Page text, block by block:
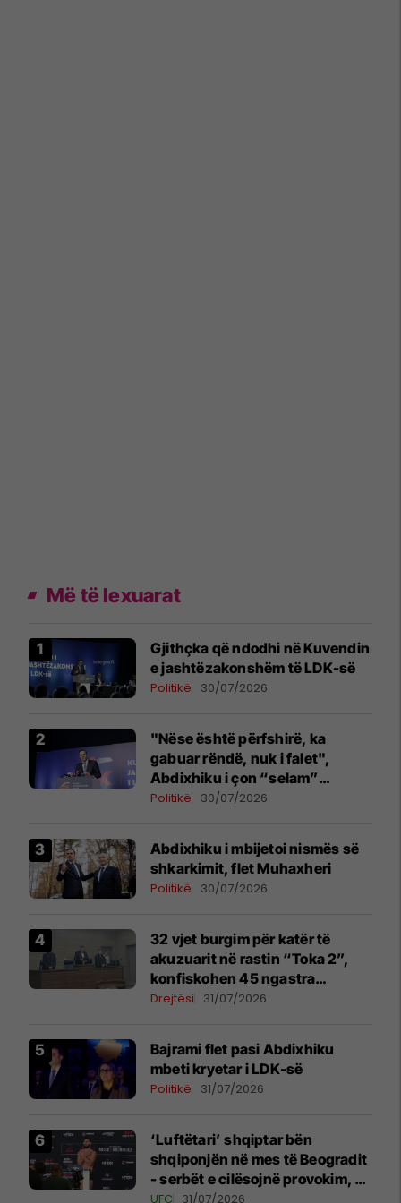
Më të lexuarat
Gjithçka që ndodhi në Kuvendin
e jashtëzakonshëm të LDK-së
Politikë 30/07/2026
"Nëse është përfshirë, ka
gabuar rëndë, nuk i falet",
Abdixhiku i çon “selam”
Përparim Ramës
Politikë 30/07/2026
Abdixhiku i mbijetoi nismës së
shkarkimit, flet Muhaxheri
Politikë 30/07/2026
32 vjet burgim për katër të
akuzuarit në rastin “Toka 2”,
konfiskohen 45 ngastra
kadastrale
Drejtësi 31/07/2026
Bajrami flet pasi Abdixhiku
mbeti kryetar i LDK-së
Politikë 31/07/2026
‘Luftëtari’ shqiptar bën
shqiponjën në mes të Beogradit
- serbët e cilësojnë provokim, ai
e cilëson simbol të identitetit
UFC 31/07/2026